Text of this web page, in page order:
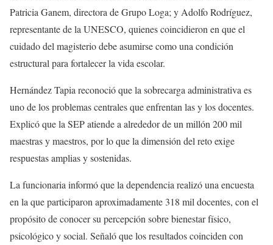
Patricia Ganem, directora de Grupo Loga; y Adolfo Rodríguez,
representante de la UNESCO, quienes coincidieron en que el
cuidado del magisterio debe asumirse como una condición
estructural para fortalecer la vida escolar.
Hernández Tapia reconoció que la sobrecarga administrativa es
uno de los problemas centrales que enfrentan las y los docentes.
Explicó que la SEP atiende a alrededor de un millón 200 mil
maestras y maestros, por lo que la dimensión del reto exige
respuestas amplias y sostenidas.
La funcionaria informó que la dependencia realizó una encuesta
en la que participaron aproximadamente 318 mil docentes, con el
propósito de conocer su percepción sobre bienestar físico,
psicológico y social. Señaló que los resultados coinciden con